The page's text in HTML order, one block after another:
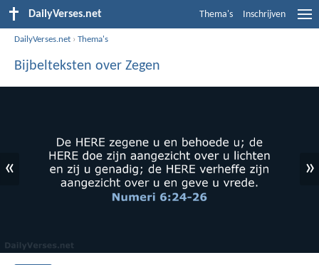
DailyVerses.net Thema's Inschrijven
DailyVerses.net ›Thema's
Bijbelteksten over Zegen
« »